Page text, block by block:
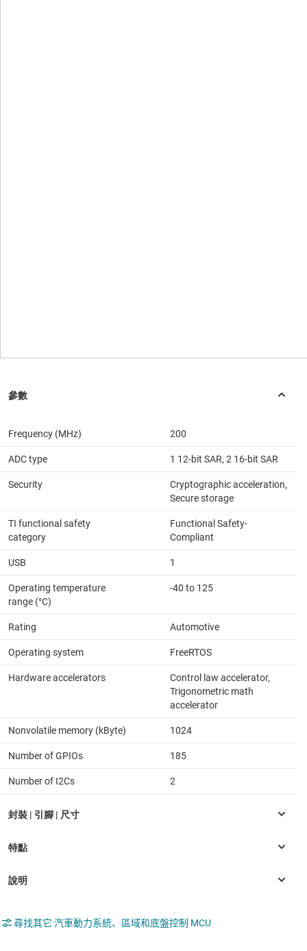
Frequency (MHz) 200
ADC type 1 12-bit SAR, 2 16-bit SAR
Security
Cryptographic acceleration,
Secure storage
TI functional safety
category
Functional Safety-
Compliant
USB 1
Operating temperature
range (°C)
-40 to 125
Rating Automotive
Operating system FreeRTOS
Hardware accelerators
Control law accelerator,
Trigonometric math
accelerator
Nonvolatile memory (kByte) 1024
Number of GPIOs 185
Number of I2Cs 2
尋找其它 汽車動力系統、區域和底盤控制 MCU